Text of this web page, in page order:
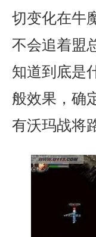
切变化在牛
不会追着盟
知道到底是
般效果，确
有沃玛战将